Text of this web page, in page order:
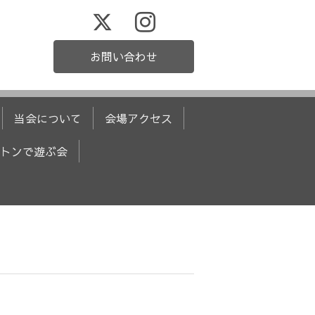
お問い合わせ
当会について 会場アクセス
ンで遊ぶ会